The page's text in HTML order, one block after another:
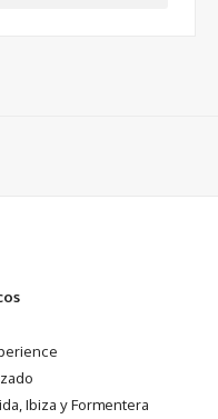
Ibiza y Formentera